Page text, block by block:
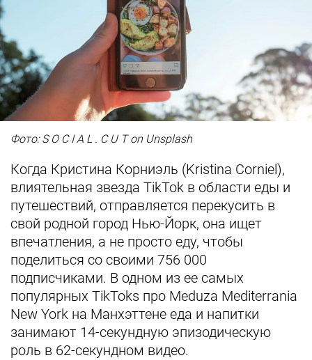
Фото: S O C I A L . C U T on Unsplash
Когда Кристина Корниэль (Kristina Corniel),
влиятельная звезда TikTok в области еды и
путешествий, отправляется перекусить в
свой родной город Нью-Йорк, она ищет
впечатления, а не просто еду, чтобы
поделиться со своими 756 000
подписчиками. В одном из ее самых
популярных TikToks про Meduza Mediterrania
New York на Манхэттене еда и напитки
занимают 14-секундную эпизодическую
роль в 62-секундном видео.